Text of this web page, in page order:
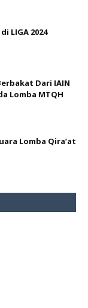
LIGA 2024
Dari IAIN
Lomba MTQH
Lomba Qira’at